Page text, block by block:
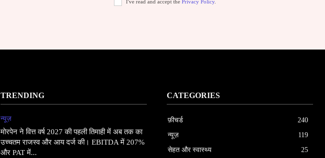
I've read and accept the Privacy Policy.
TRENDING
न्यूज़
मोरपेन ने वित्त वर्ष 2027 की पहली तिमाही में अब तक का
उच्चतम राजस्व और आय दर्ज की। EBITDA में 207%
और PAT में...
CATEGORIES
फ़ीचर्ड
240
न्यूज़
119
सेहत और स्वास्थ्य
25